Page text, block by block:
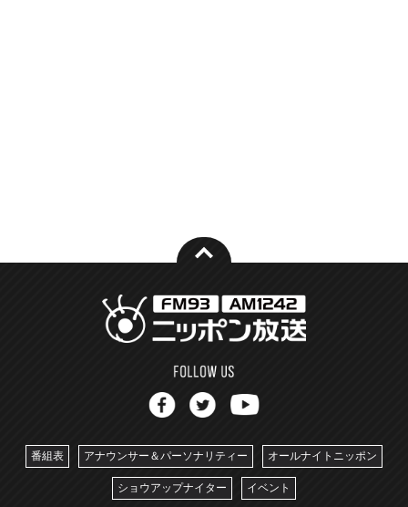
番組表 アナウンサー＆パーソナリティー オールナイトニッポン
ショウアップナイター イベント